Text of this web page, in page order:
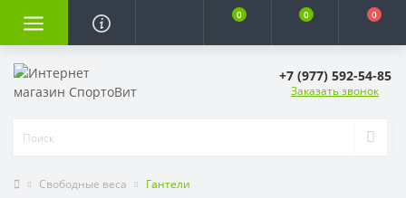
0 0 0
+7 (977) 592-54-85
Заказать звонок
Свободные веса Гантели